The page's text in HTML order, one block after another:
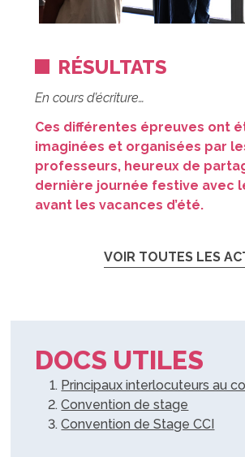
RÉSULTATS
En cours d’écriture…
Ces différentes épreuves ont
imaginées et organisées par
professeurs, heureux de
dernière journée festive avec
avant les vacances d’été.
VOIR TOUTES LES
DOCS UTILES
Principaux interlocuteurs au
Convention de stage
Convention de Stage CCI